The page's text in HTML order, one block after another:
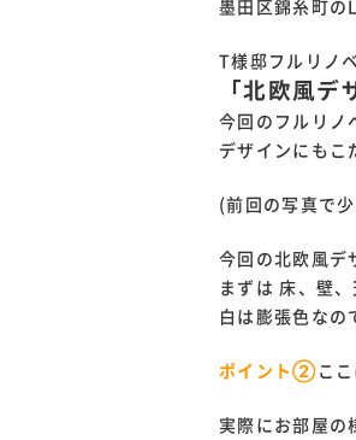
墨田区錦糸町の
T様邸フルリノ
「北欧風デ
今回のフルリノ
デザインにもこ
(前回の写真で
今回の北欧風デ
まずは 床、壁
白は膨張色なの
ポイント② ここ
実際にお部屋の